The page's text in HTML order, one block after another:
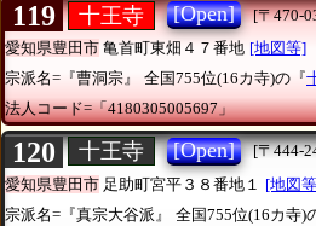
119 十王寺 [Open]
[〒470-
愛知県豊田市 亀首町東畑４７番地 [地図等]
宗派名=『曹洞宗』
全国755位(16カ寺)の『
法人コード=「4180305005697」
120 十王寺 [Open]
[〒444-
愛知県豊田市 足助町宮平３８番地１
[地図
宗派名=『真宗大谷派』
全国755位(16カ寺)